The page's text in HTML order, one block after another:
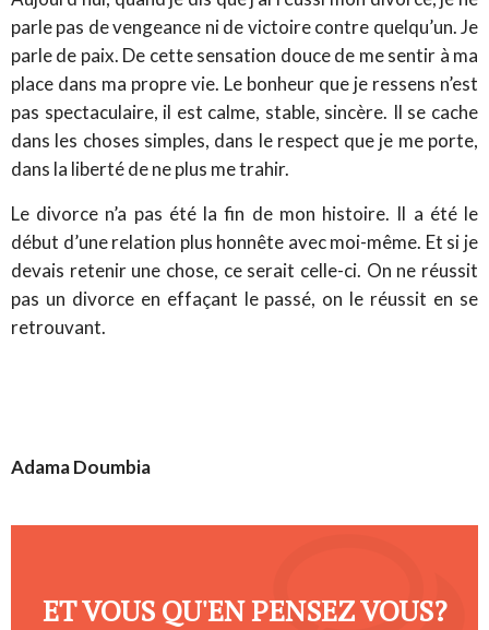
parle pas de vengeance ni de victoire contre quelqu’un. Je
parle de paix. De cette sensation douce de me sentir à ma
place dans ma propre vie. Le bonheur que je ressens n’est
pas spectaculaire, il est calme, stable, sincère. Il se cache
dans les choses simples, dans le respect que je me porte,
dans la liberté de ne plus me trahir.
Le divorce n’a pas été la fin de mon histoire. Il a été le
début d’une relation plus honnête avec moi-même. Et si je
devais retenir une chose, ce serait celle-ci. On ne réussit
pas un divorce en effaçant le passé, on le réussit en se
retrouvant.
Adama Doumbia
ET VOUS QU'EN PENSEZ VOUS?